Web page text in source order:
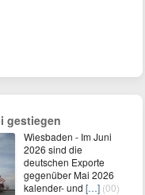
gestiegen
Wiesbaden - Im Juni
2026 sind die
deutschen Exporte
gegenüber Mai 2026
kalender- und […] (00)